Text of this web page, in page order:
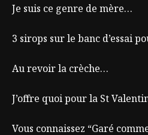
Je suis ce genre de mère…
3 sirops sur le banc d’essai
Au revoir la crèche…
J’offre quoi pour la St
Vous connaissez “Garé